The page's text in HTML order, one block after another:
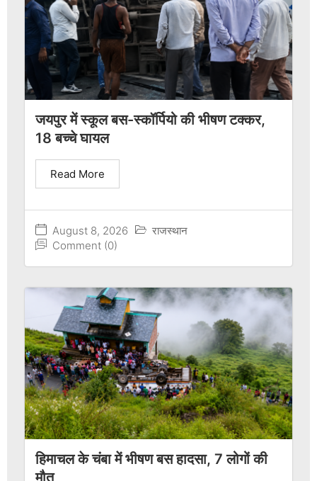
जयपुर में स्कूल बस-स्कॉर्पियो की भीषण टक्कर,
18 बच्चे घायल
August 8, 2026
राजस्थान
Comment (0)
Read More
हिमाचल के चंबा में भीषण बस हादसा, 7 लोगों की
मौत